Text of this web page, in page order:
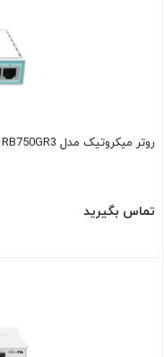
روتر میکروتیک مدل Mikrotik hEX RB750GR3
تماس بگیرید